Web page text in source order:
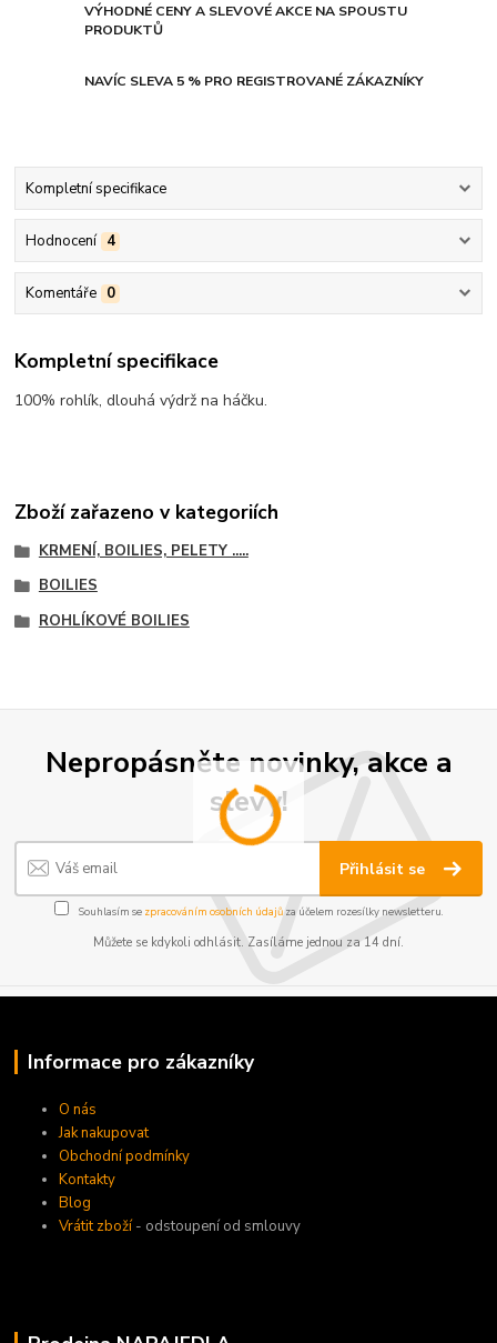
VÝHODNÉ CENY A SLEVOVÉ AKCE NA SPOUSTU
PRODUKTŮ
NAVÍC SLEVA 5 % PRO REGISTROVANÉ ZÁKAZNÍKY
Kompletní specifikace
Hodnocení 4
Komentáře 0
Kompletní specifikace
100% rohlík, dlouhá výdrž na háčku.
Zboží zařazeno v kategoriích
KRMENÍ, BOILIES, PELETY .....
BOILIES
ROHLÍKOVÉ BOILIES
Nepropásněte novinky, akce a
slevy!
Přihlásit se
Souhlasím se zpracováním osobních údajůza účelem rozesílky newsletteru.
Můžete se kdykoli odhlásit. Zasíláme jednou za 14 dní.
Informace pro zákazníky
O nás
Jak nakupovat
Obchodní podmínky
Kontakty
Blog
Vrátit zboží- odstoupení od smlouvy